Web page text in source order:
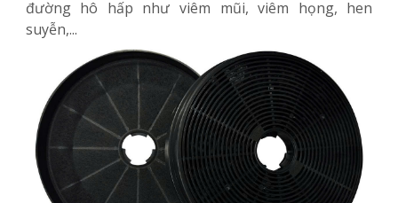
đường hô hấp như viêm mũi, viêm họng, hen
suyễn,...